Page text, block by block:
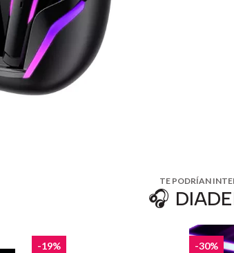
TE PODRÍAN
🎧
-19% -30%